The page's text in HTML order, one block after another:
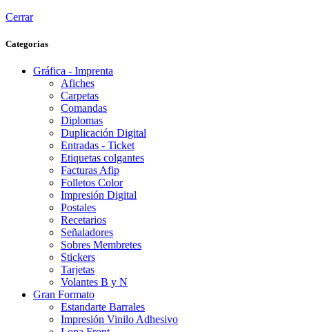
Cerrar
Categorias
Gráfica - Imprenta
Afiches
Carpetas
Comandas
Diplomas
Duplicación Digital
Entradas - Ticket
Etiquetas colgantes
Facturas Afip
Folletos Color
Impresión Digital
Postales
Recetarios
Señaladores
Sobres Membretes
Stickers
Tarjetas
Volantes B y N
Gran Formato
Estandarte Barrales
Impresión Vinilo Adhesivo